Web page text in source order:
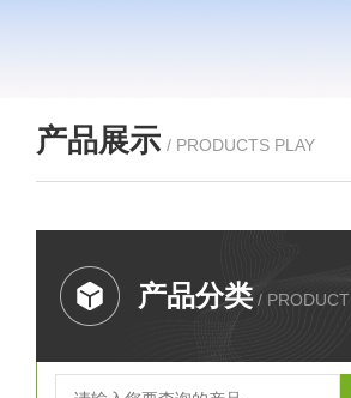
产品展示 / PRODUCTS PLAY
产品分类 / PRODUCT